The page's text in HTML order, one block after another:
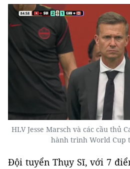
HLV Jesse Marsch và các cầu thủ
hành trình World Cup
Đội tuyển Thụy Sĩ, với 7